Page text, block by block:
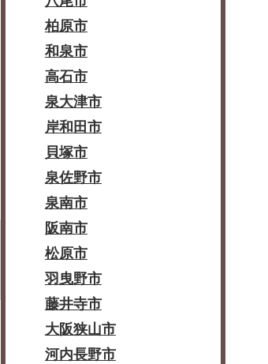
柏原市
和泉市
高石市
泉大津市
岸和田市
貝塚市
泉佐野市
泉南市
阪南市
松原市
羽曳野市
藤井寺市
大阪狭山市
河内長野市